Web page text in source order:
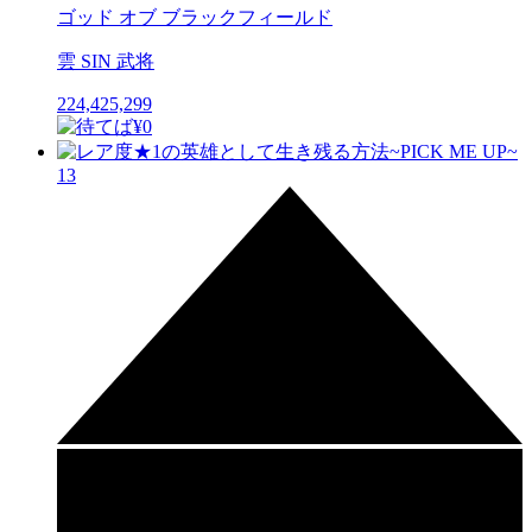
ゴッド オブ ブラックフィールド
雲 SIN 武将
224,425,299
13